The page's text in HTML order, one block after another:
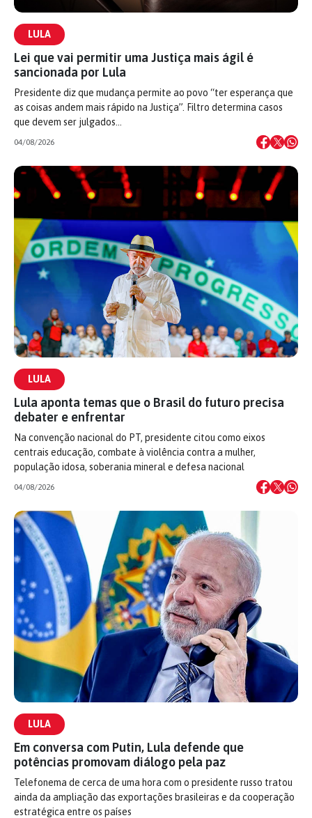
LULA
Lei que vai permitir uma Justiça mais ágil é
sancionada por Lula
Presidente diz que mudança permite ao povo “ter esperança que
as coisas andem mais rápido na Justiça”. Filtro determina casos
que devem ser julgados…
04/08/2026
LULA
Lula aponta temas que o Brasil do futuro precisa
debater e enfrentar
Na convenção nacional do PT, presidente citou como eixos
centrais educação, combate à violência contra a mulher,
população idosa, soberania mineral e defesa nacional
04/08/2026
LULA
Em conversa com Putin, Lula defende que
potências promovam diálogo pela paz
Telefonema de cerca de uma hora com o presidente russo tratou
ainda da ampliação das exportações brasileiras e da cooperação
estratégica entre os países